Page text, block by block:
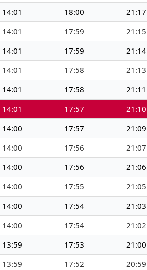
14:01 18:00 21:17
14:01 17:59 21:15
14:01 17:59 21:14
14:01 17:58 21:13
14:01 17:58 21:11
14:01 17:57 21:10
14:00 17:57 21:09
14:00 17:56 21:07
14:00 17:56 21:06
14:00 17:55 21:05
14:00 17:54 21:03
14:00 17:54 21:02
13:59 17:53 21:00
13:59 17:52 20:59